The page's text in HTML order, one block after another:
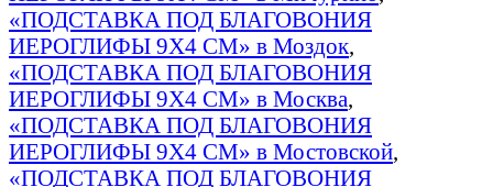
«ПОДСТАВКА ПОД БЛАГОВОНИЯ
ИЕРОГЛИФЫ 9Х4 СМ» в Моздок,
«ПОДСТАВКА ПОД БЛАГОВОНИЯ
ИЕРОГЛИФЫ 9Х4 СМ» в Москва,
«ПОДСТАВКА ПОД БЛАГОВОНИЯ
ИЕРОГЛИФЫ 9Х4 СМ» в Мостовской,
«ПОДСТАВКА ПОД БЛАГОВОНИЯ